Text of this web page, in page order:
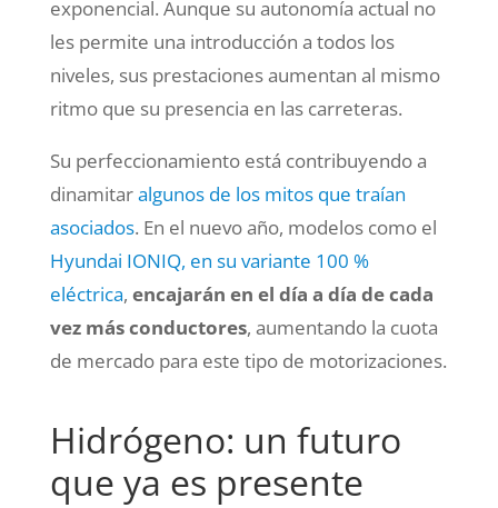
exponencial. Aunque su autonomía actual no
les permite una introducción a todos los
niveles, sus prestaciones aumentan al mismo
ritmo que su presencia en las carreteras.
Su perfeccionamiento está contribuyendo a
dinamitaralgunos de los mitos que traían
asociados. En el nuevo año, modelos como el
Hyundai IONIQ, en su variante 100 %
eléctrica, encajarán en el día a día de cada
vez más conductores, aumentando la cuota
de mercado para este tipo de motorizaciones.
Hidrógeno: un futuro
que ya es presente